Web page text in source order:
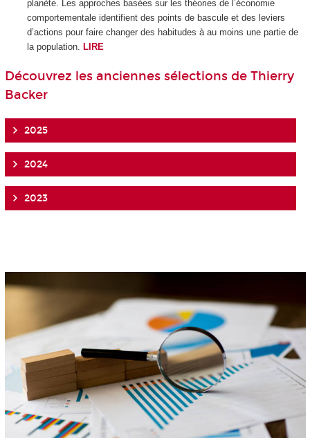
planète. Les approches basées sur les théories de l’économie
comportementale identifient des points de bascule et des leviers
d’actions pour faire changer des habitudes à au moins une partie de
la population.
LIRE
Découvrez les anciennes sélections de Thierry
Backer
2025
2024
2023